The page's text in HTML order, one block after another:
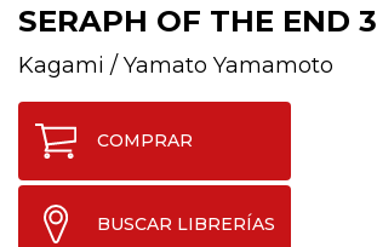
SERAPH OF THE END 3
Kagami / Yamato Yamamoto
COMPRAR
BUSCAR LIBRERÍAS